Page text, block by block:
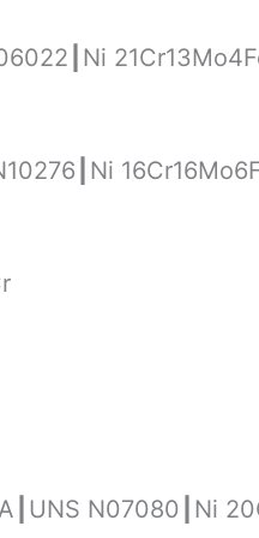
N07080┃Ni